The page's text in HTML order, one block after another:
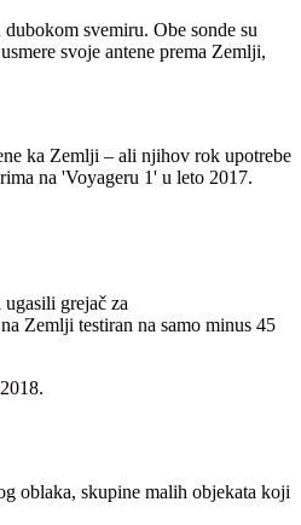
svemiru. Obe sonde su
svoje antene prema Zemlji,
ka Zemlji – ali njihov rok upotrebe
na 'Voyageru 1' u leto 2017.
grejač za
Zemlji testiran na samo minus 45
2018.
oblaka, skupine malih objekata koji